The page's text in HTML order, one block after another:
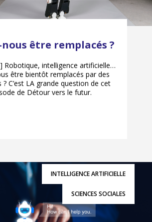
être remplacés ?
Robotique, intelligence artificielle…
être bientôt remplacés par des
? C’est LA grande question de cet
de Détour vers le futur.
INTELLIGENCE ARTIFICIELLE
SCIENCES SOCIALES